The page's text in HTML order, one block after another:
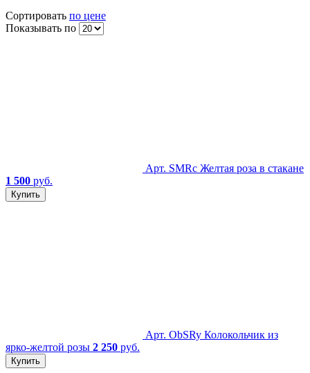
Сортировать по цене
Показывать по
Арт. SMRc Желтая роза в стакане
1 500 руб.
Купить
Арт. ObSRy Колокольчик из
ярко-желтой розы 2 250 руб.
Купить